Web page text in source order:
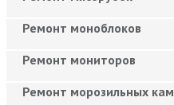
Ремонт моноблоков
Ремонт мониторов
Ремонт морозильных